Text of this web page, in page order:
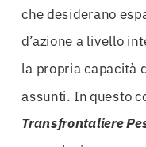
che desiderano
d’azione a livello
la propria capacità
assunti. In questo
Transfrontaliere